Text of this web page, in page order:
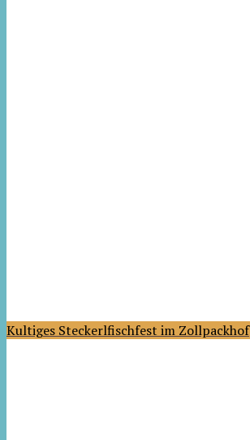
Kultiges Steckerlfischfest im Zollpackhof